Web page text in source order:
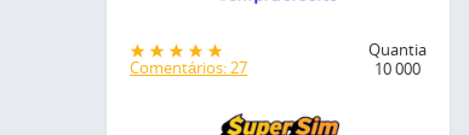
Comentários: 27
Quantia
10 000